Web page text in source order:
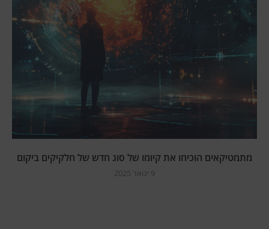
מתמטיקאים הוכיחו את קיומו של סוג חדש של חלקיקים ביקום
9 ינואר 2025